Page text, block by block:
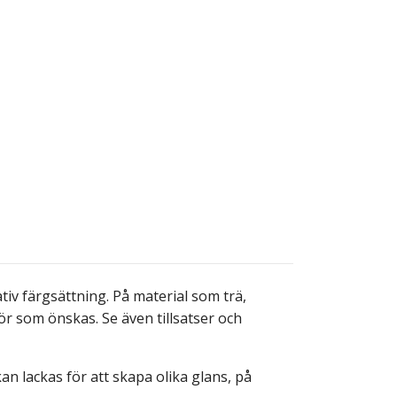
färgsättning. På material som trä,
som önskas. Se även tillsatser och
lackas för att skapa olika glans, på